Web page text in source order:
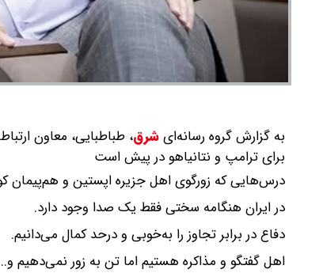
به گزارش گروه رسانه‌ایشرق، طباطبایی، معاون
برای ترامپ و نتانیاهو در پیش است
درس‌هایی که زورگوی اهل جزیره اپستین و هم‌پیمان کودک‌کش او در سال ۲۰۲۶
در ایران هنگامه سختی فقط یک صدا وجود دارد.
دفاع در برابر تجاوز را به‌خوبی و درحد کمال می‌دانیم.
اهل گفتگو و مذاکره هستیم اما تن به زور نمی‌دهیم